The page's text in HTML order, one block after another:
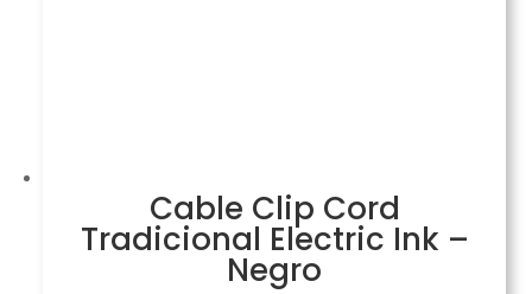
Cable Clip Cord
Tradicional Electric Ink –
Negro